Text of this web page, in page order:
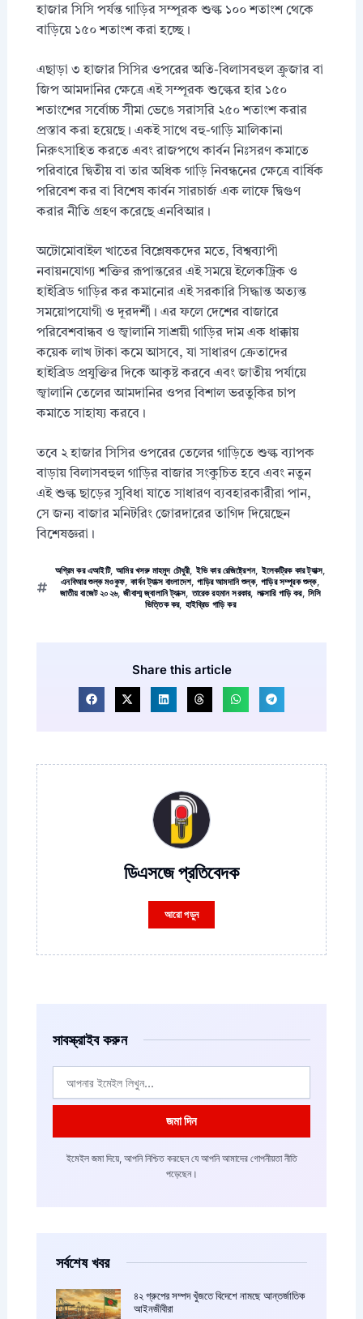
হাজার সিসি পর্যন্ত গাড়ির সম্পূরক শুল্ক ১০০ শতাংশ থেকে
বাড়িয়ে ১৫০ শতাংশ করা হচ্ছে।
এছাড়া ৩ হাজার সিসির ওপরের অতি-বিলাসবহুল ক্রুজার বা
জিপ আমদানির ক্ষেত্রে এই সম্পূরক শুল্কের হার ১৫০
শতাংশের সর্বোচ্চ সীমা ভেঙে সরাসরি ২৫০ শতাংশ করার
প্রস্তাব করা হয়েছে। একই সাথে বহু-গাড়ি মালিকানা
নিরুৎসাহিত করতে এবং রাজপথে কার্বন নিঃসরণ কমাতে
পরিবারে দ্বিতীয় বা তার অধিক গাড়ি নিবন্ধনের ক্ষেত্রে বার্ষিক
পরিবেশ কর বা বিশেষ কার্বন সারচার্জ এক লাফে দ্বিগুণ
করার নীতি গ্রহণ করেছে এনবিআর।
অটোমোবাইল খাতের বিশ্লেষকদের মতে, বিশ্বব্যাপী
নবায়নযোগ্য শক্তির রূপান্তরের এই সময়ে ইলেকট্রিক ও
হাইব্রিড গাড়ির কর কমানোর এই সরকারি সিদ্ধান্ত অত্যন্ত
সময়োপযোগী ও দূরদর্শী। এর ফলে দেশের বাজারে
পরিবেশবান্ধব ও জ্বালানি সাশ্রয়ী গাড়ির দাম এক ধাক্কায়
কয়েক লাখ টাকা কমে আসবে, যা সাধারণ ক্রেতাদের
হাইব্রিড প্রযুক্তির দিকে আকৃষ্ট করবে এবং জাতীয় পর্যায়ে
জ্বালানি তেলের আমদানির ওপর বিশাল ভরতুকির চাপ
কমাতে সাহায্য করবে।
তবে ২ হাজার সিসির ওপরের তেলের গাড়িতে শুল্ক ব্যাপক
বাড়ায় বিলাসবহুল গাড়ির বাজার সংকুচিত হবে এবং নতুন
এই শুল্ক ছাড়ের সুবিধা যাতে সাধারণ ব্যবহারকারীরা পান,
সে জন্য বাজার মনিটরিং জোরদারের তাগিদ দিয়েছেন
বিশেষজ্ঞরা।
অগ্রিম কর এআইটি,আমির খসরু মাহমুদ চৌধুরী, ইভি কার রেজিষ্ট্রেশন, ইলেকট্রিক কার ট্যাক্স
এনবিআর শুল্ক মওকুফ,কার্বন ট্যাক্স বাংলাদেশ ,গাড়ির আমদানি শুল্ক,গাড়ির সম্পূরক শুল্ক,
জাতীয় বাজেট ২০২৬,জীবাশ্ম জ্বালানি ট্যাক্স ,তারেক রহমান সরকার, লাক্সারি গাড়ি কর, সিসি
ভিত্তিক কর, হাইব্রিড গাড়ি কর
Share this article
ডিএসজে প্রতিবেদক
আরো পড়ুন
সাবস্ক্রাইব করুন
জমা দিন
ইমেইল জমা দিয়ে, আপনি নিশ্চিত করছেন যে আপনি আমাদের গোপনীয়তা নীতি
পড়েছেন।
সর্বশেষ খবর
৪২ গ্রুপের সম্পদ খুঁজতে বিদেশে নামছে আন্তর্জাতিক
আইনজীবীরা